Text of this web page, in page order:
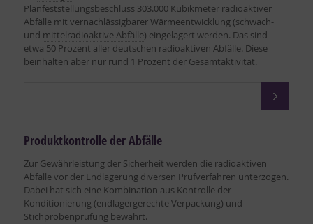
Planfeststellungsbeschluss 303.000 Kubikmeter radioaktiver
Abfälle mit vernachlässigbarer Wärmeentwicklung (schwach-
und mittelradioaktive Abfälle) eingelagert werden. Das sind
etwa 50 Prozent aller deutschen radioaktiven Abfälle. Diese
beinhalten aber nur rund 1 Prozent der Gesamtaktivität.
Produktkontrolle der Abfälle
Zur Gewährleistung der Sicherheit werden die radioaktiven
Abfälle vor der Endlagerung diversen Prüfverfahren unterzogen.
Dabei hat sich eine Kombination aus Kontrolle der
Konditionierung (endlagergerechte Verpackung) und
Stichprobenprüfung bewährt.